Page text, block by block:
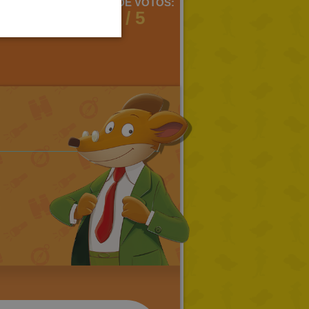
MEDIA DE VOTOS:
1 / 5
RUSSIAN
CATALAN